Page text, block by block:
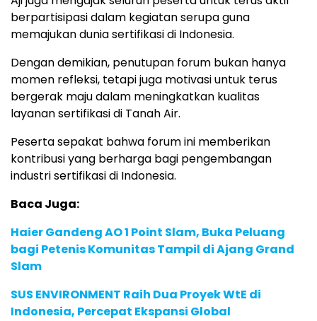
berpartisipasi dalam kegiatan serupa guna
memajukan dunia sertifikasi di Indonesia.
Dengan demikian, penutupan forum bukan hanya
momen refleksi, tetapi juga motivasi untuk terus
bergerak maju dalam meningkatkan kualitas
layanan sertifikasi di Tanah Air.
Peserta sepakat bahwa forum ini memberikan
kontribusi yang berharga bagi pengembangan
industri sertifikasi di Indonesia.
Baca Juga:
Haier Gandeng AO 1 Point Slam, Buka Peluang
bagi Petenis Komunitas Tampil di Ajang Grand
Slam
SUS ENVIRONMENT Raih Dua Proyek WtE di
Indonesia, Percepat Ekspansi Global